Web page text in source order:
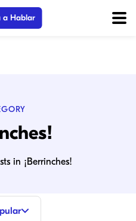
a Hablar
in ¡Berrinches!